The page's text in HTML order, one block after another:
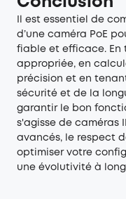
Il est essentiel de
d’une caméra PoE
fiable et efficace. En
appropriée, en
précision et en
sécurité et de la
garantir le bon
s'agisse de caméras
avancés, le respect
optimiser votre
une évolutivité à